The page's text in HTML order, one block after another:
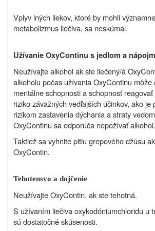
Vplyv iných liekov, ktoré by mohli
metabolizmus liečiva, sa neskúmal.
Užívanie OxyContinu s jedlom a
Neužívajte alkohol ak ste liečený/á
alkoholu počas užívania OxyContinu môže
mentálne schopnosti a schopnosť
riziko závažných vedľajších účinkov, ako je
rizikom zastavenia dýchania a straty
OxyContinu sa odporúča nepožívať alkohol.
Taktiež sa vyhnite pitiu grepového džúsu
OxyContin.
Tehotensvo a dojčenie
Neužívajte OxyContin, ak ste tehotná.
S užívaním liečiva oxykodóniumchloridu u
sú dostatočné skúsenosti.